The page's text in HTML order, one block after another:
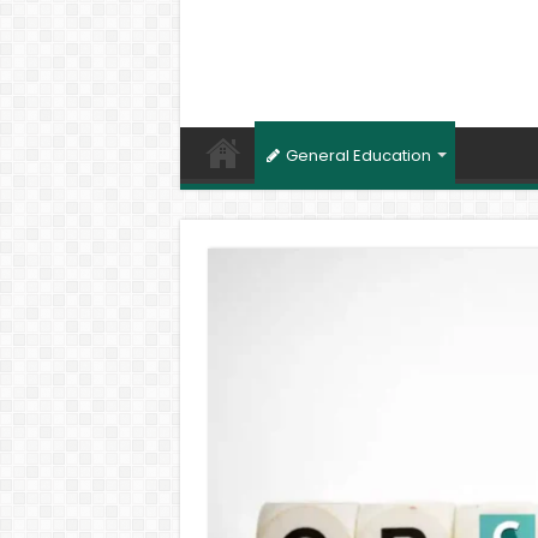
General Education